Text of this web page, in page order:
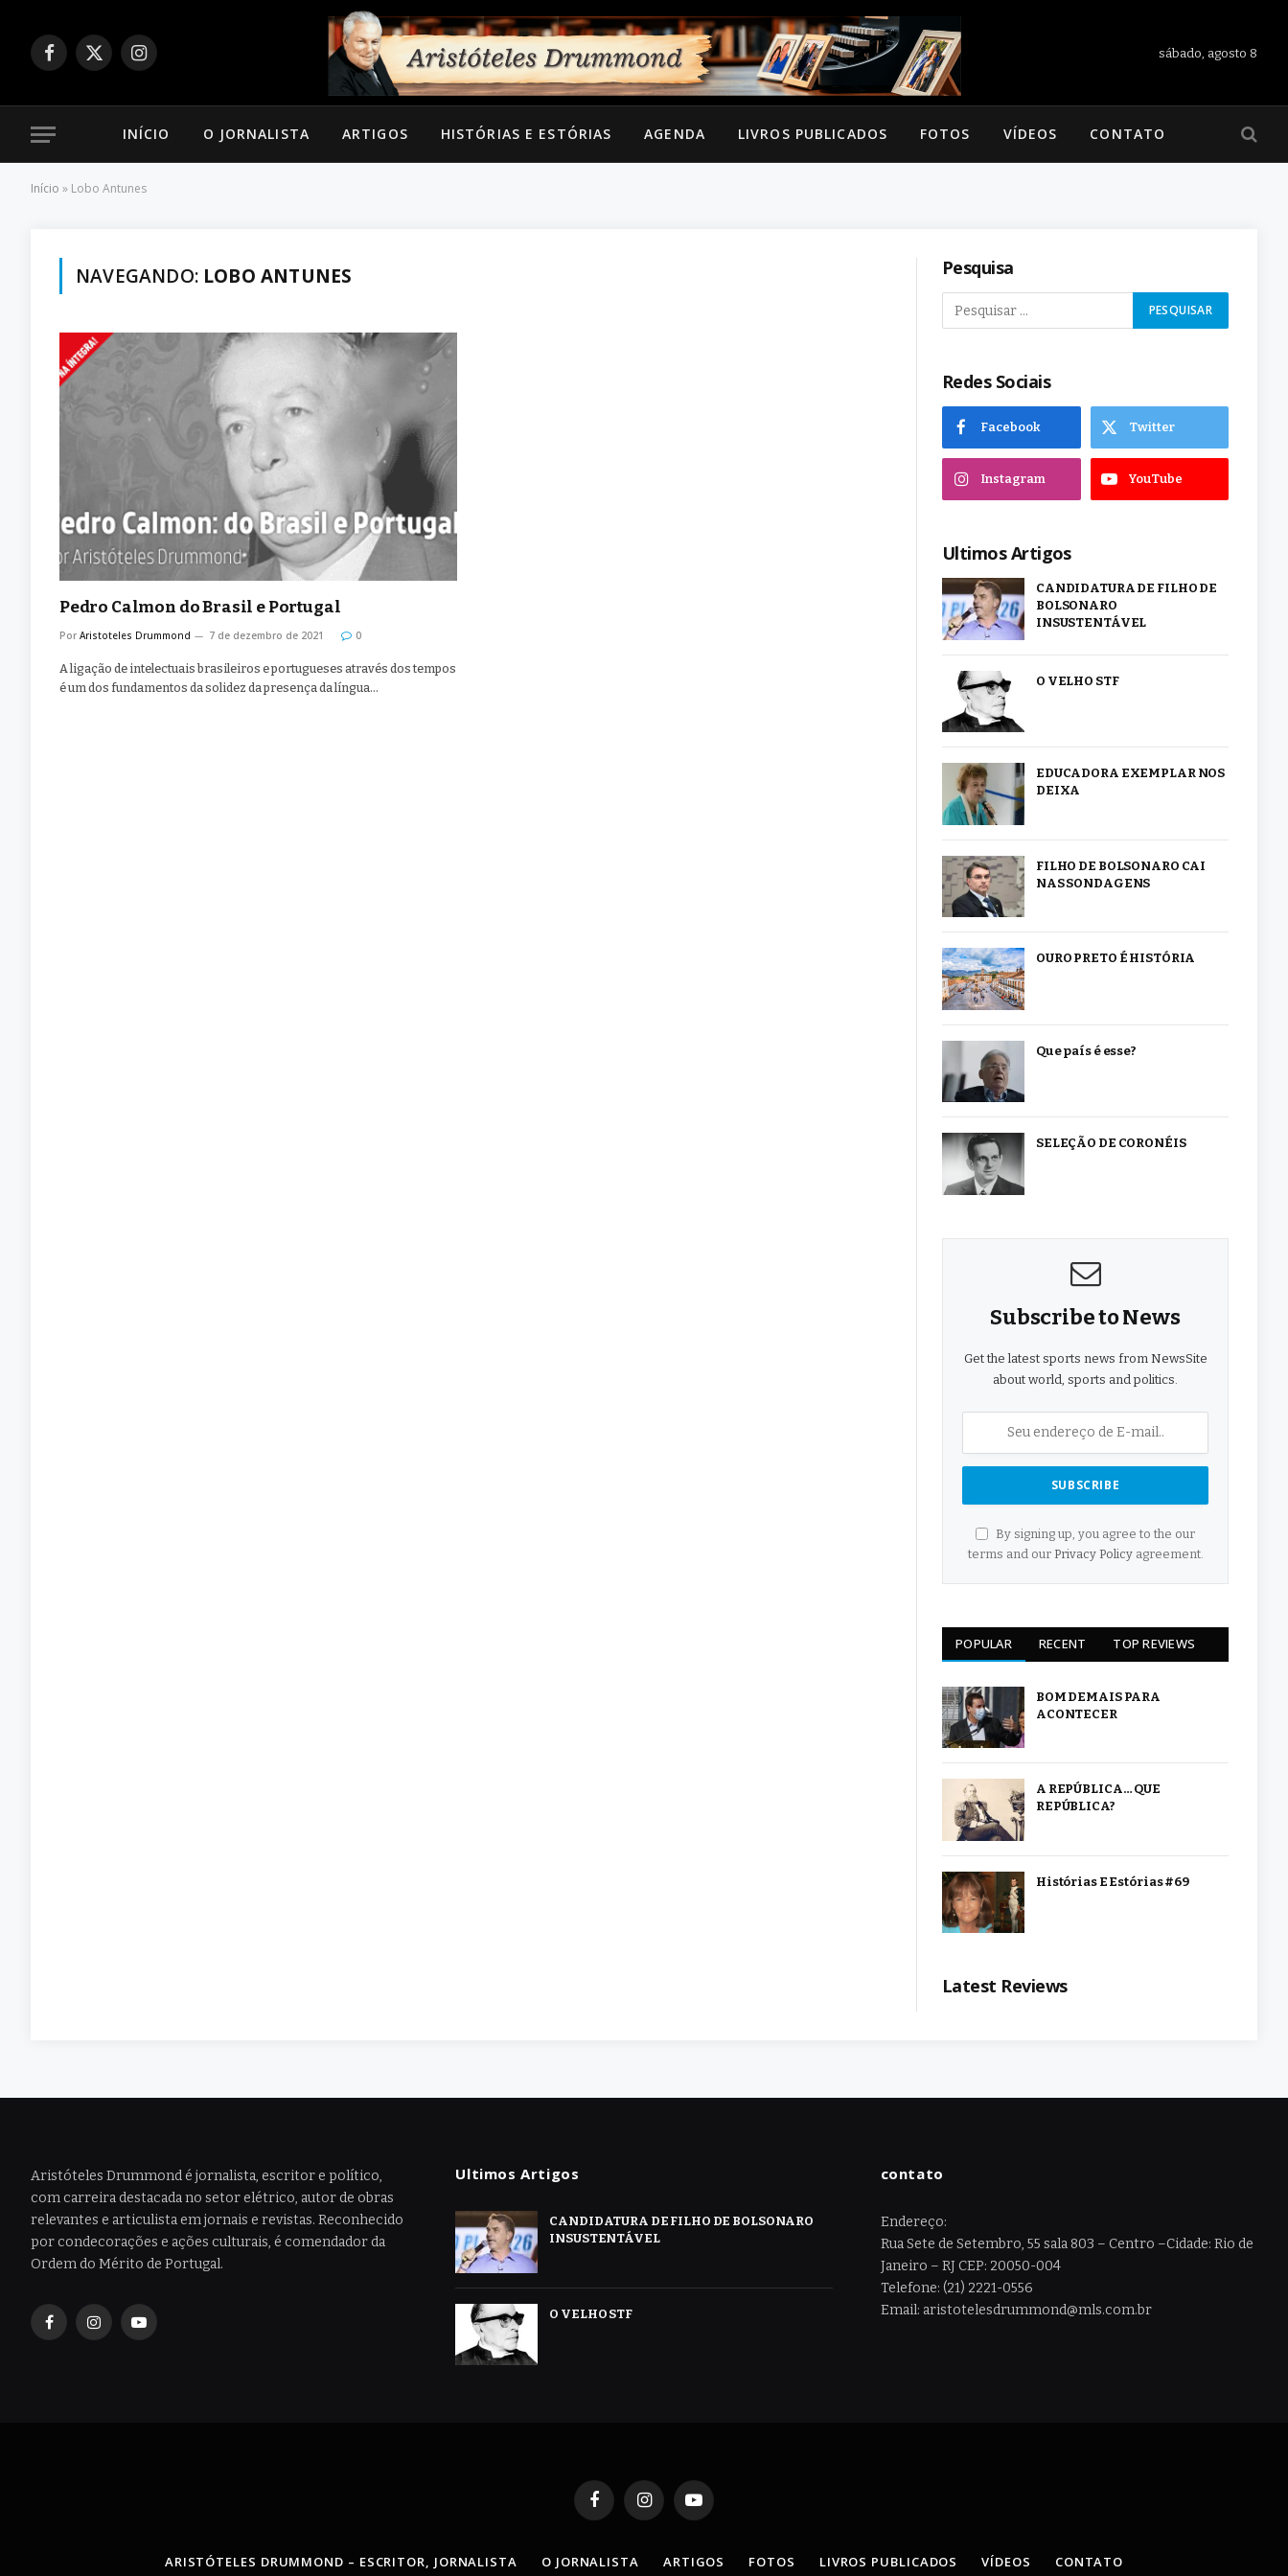
Facebook
X
Instagram
sábado, agosto 8
INÍCIO O JORNALISTA ARTIGOS HISTÓRIAS E ESTÓRIAS AGENDA LIVROS PUBLICADOS FOTOS VÍDEOS CONTATO
Início » Lobo Antunes
NAVEGANDO: LOBO ANTUNES
Pedro Calmon do Brasil e Portugal
Por Aristoteles Drummond 7 de dezembro de 2021 0
A ligação de intelectuais brasileiros e portugueses através dos tempos
é um dos fundamentos da solidez da presença da língua…
Pesquisa
Redes Sociais
Facebook Twitter
Instagram YouTube
Ultimos Artigos
CANDIDATURA DE FILHO DE
BOLSONARO
INSUSTENTÁVEL
O VELHO STF
EDUCADORA EXEMPLAR NOS
DEIXA
FILHO DE BOLSONARO CAI
NAS SONDAGENS
OURO PRETO É HISTÓRIA
Que país é esse?
SELEÇÃO DE CORONÉIS
Subscribe to News
Get the latest sports news from NewsSite
about world, sports and politics.
By signing up, you agree to the our
terms and our Privacy Policyagreement.
POPULAR RECENT TOP REVIEWS
BOM DEMAIS PARA
ACONTECER
A REPÚBLICA… QUE
REPÚBLICA?
Histórias E Estórias #69
Latest Reviews
Aristóteles Drummond é jornalista, escritor e político,
com carreira destacada no setor elétrico, autor de obras
relevantes e articulista em jornais e revistas. Reconhecido
por condecorações e ações culturais, é comendador da
Ordem do Mérito de Portugal.
FacebookInstagramYouTube
Ultimos Artigos
CANDIDATURA DE FILHO DE BOLSONARO
INSUSTENTÁVEL
O VELHO STF
contato
Endereço:
Rua Sete de Setembro, 55 sala 803 – Centro –Cidade: Rio de
Janeiro – RJ CEP: 20050-004
Telefone: (21) 2221-0556
Email: aristotelesdrummond@mls.com.br
FacebookInstagramYouTube
ARISTÓTELES DRUMMOND – ESCRITOR, JORNALISTA O JORNALISTA ARTIGOS FOTOS LIVROS PUBLICADOS VÍDEOS CONTATO